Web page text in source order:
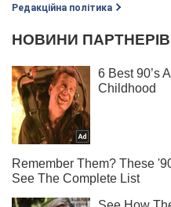
Редакційна політика